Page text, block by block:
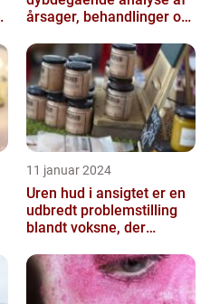
årsager, behandlinger og
11 januar 2024
Uren hud i ansigtet er en
udbredt problemstilling
blandt voksne, der
kvinder...